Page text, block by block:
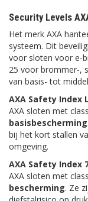
Security Levels
Het merk AXA
systeem. Dit
voor sloten voor e-
25 voor brommer-,
van basis- tot
AXA Safety Index
AXA sloten met
basisbescherming
bij het kort stallen
omgeving.
AXA Safety Index
AXA sloten met
bescherming. Ze